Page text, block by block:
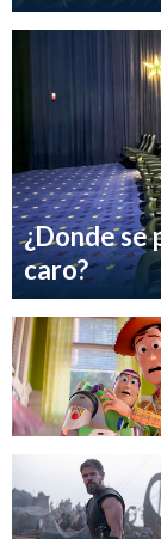
¿Donde se
caro?